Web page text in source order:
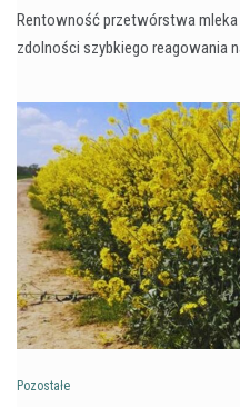
Rentowność przetwórstwa
zdolności szybkiego reagowania
Pozostałe